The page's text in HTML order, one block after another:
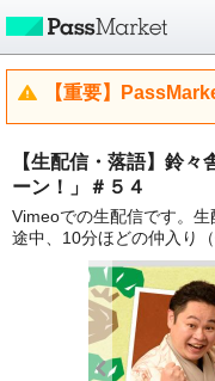
【重要】
【生配信・落語】鈴
ーン！」＃５４
Vimeoでの生配信です。
途中、10分ほどの仲入り